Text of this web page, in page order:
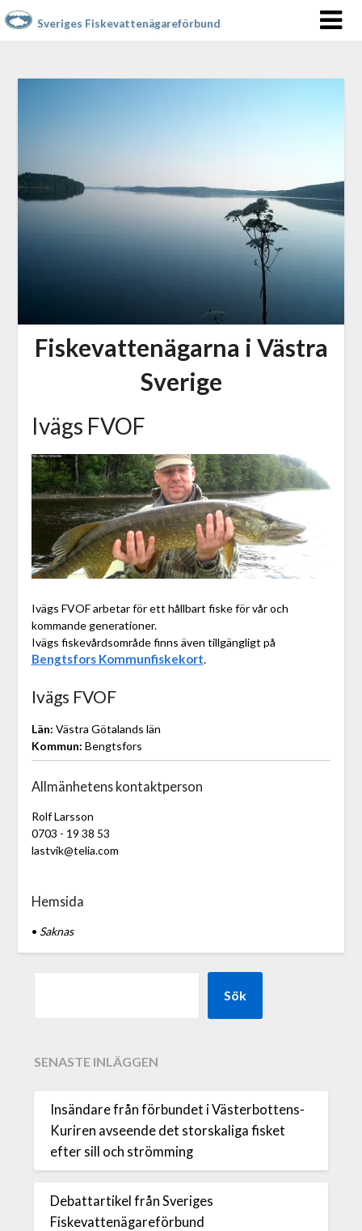
Sveriges Fiskevattenägareförbund
Fiskevattenägarna i Västra
Sverige
Ivägs FVOF
Ivägs FVOF arbetar för ett hållbart fiske för vår och
kommande generationer.
Ivägs fiskevårdsområde finns även tillgängligt på
Bengtsfors Kommunfiskekort.
Ivägs FVOF
Län: Västra Götalands län
Kommun: Bengtsfors
Allmänhetens kontaktperson
Rolf Larsson
0703 - 19 38 53
lastvik@telia.com
Hemsida
• Saknas
Sök
SENASTE INLÄGGEN
Insändare från förbundet i Västerbottens-
Kuriren avseende det storskaliga fisket
efter sill och strömming
Debattartikel från Sveriges
Fiskevattenägareförbund